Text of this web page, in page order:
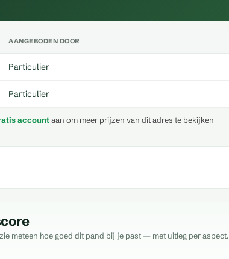
AANGEBODEN DOOR
Particulier
Particulier
accountaan om meer prijzen van dit adres te bekijken
meteen hoe goed dit pand bij je past — met uitleg per aspect.